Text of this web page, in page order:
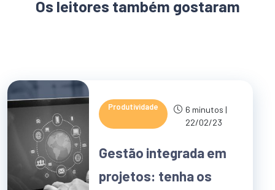
Os leitores também gostaram
Produtividade
6 minutos |
22/02/23
Gestão integrada em
projetos: tenha os